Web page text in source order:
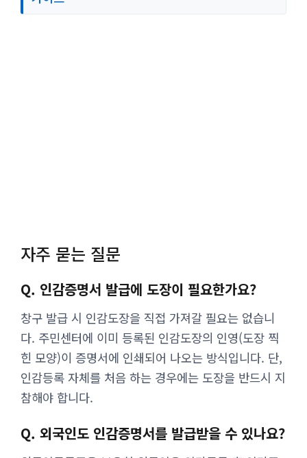
자주 묻는 질문
Q. 인감증명서 발급에 도장이 필요한가요?
창구 발급 시 인감도장을 직접 가져갈 필요는 없습니
다. 주민센터에 이미 등록된 인감도장의 인영(도장 찍
힌 모양)이 증명서에 인쇄되어 나오는 방식입니다. 단,
인감등록 자체를 처음 하는 경우에는 도장을 반드시 지
참해야 합니다.
Q. 외국인도 인감증명서를 발급받을 수 있나요?